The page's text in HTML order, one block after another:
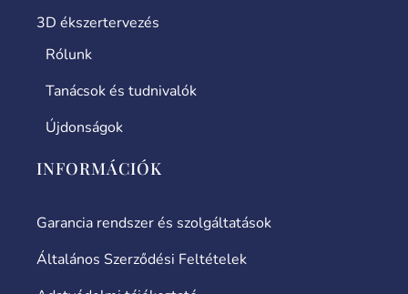
3D ékszertervezés
Rólunk
Tanácsok és tudnivalók
Újdonságok
INFORMÁCIÓK
Garancia rendszer és szolgáltatások
Általános Szerződési Feltételek